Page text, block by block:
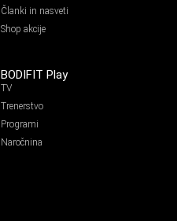
Članki in nasveti
Shop akcije
BODIFIT Play
TV
Trenerstvo
Programi
Naročnina